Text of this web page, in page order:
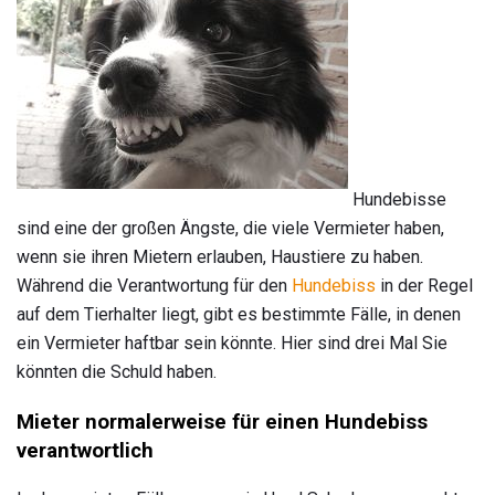
Hundebisse
sind eine der großen Ängste, die viele Vermieter haben,
wenn sie ihren Mietern erlauben, Haustiere zu haben.
Während die Verantwortung für den Hundebiss in der Regel
auf dem Tierhalter liegt, gibt es bestimmte Fälle, in denen
ein Vermieter haftbar sein könnte. Hier sind drei Mal Sie
könnten die Schuld haben.
Mieter normalerweise für einen Hundebiss
verantwortlich